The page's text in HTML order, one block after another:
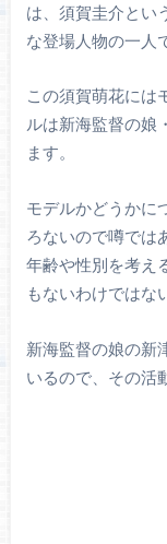
は、須賀圭介とい
な登場人物の一人
この須賀萌花には
ルは新海監督の娘
ます。
モデルかどうかに
ろないので噂では
年齢や性別を考え
もないわけではな
新海監督の娘の新
いるので、その活